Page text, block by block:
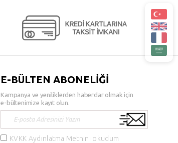
E-BÜLTEN ABONELİĞİ
Kampanya ve yeniliklerden haberdar olmak için
e-bültenimize kayıt olun.
KVKK Aydınlatma Metnini okudum